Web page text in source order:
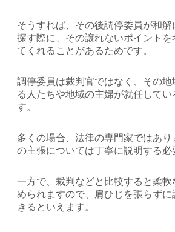
そうすれば、その後調停委員が和解
探す際に、その譲れないポイントを
てくれることがあるためです。
調停委員は裁判官ではなく、その
る人たちや地域の主婦が就任して
す。
多くの場合、法律の専門家ではあ
の主張については丁寧に説明する必
一方で、裁判などと比較すると柔軟
められますので、肩ひじを張らず
きるといえます。